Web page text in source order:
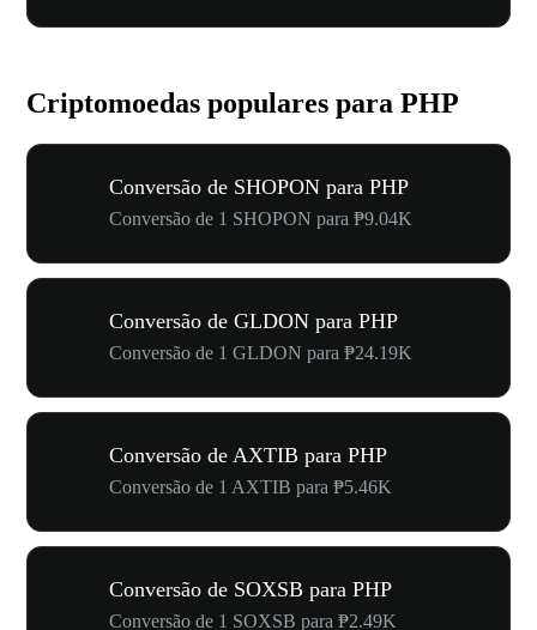
Criptomoedas populares para PHP
Conversão de SHOPON para PHP
Conversão de 1 SHOPON para ₱9.04K
Conversão de GLDON para PHP
Conversão de 1 GLDON para ₱24.19K
Conversão de AXTIB para PHP
Conversão de 1 AXTIB para ₱5.46K
Conversão de SOXSB para PHP
Conversão de 1 SOXSB para ₱2.49K